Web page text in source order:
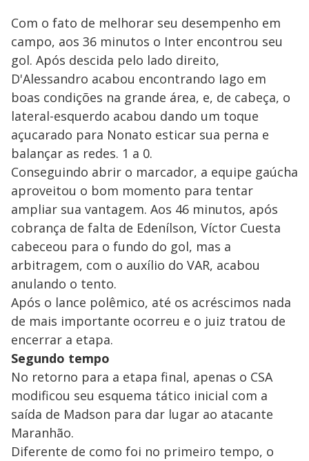
Com o fato de melhorar seu desempenho em
campo, aos 36 minutos o Inter encontrou seu
gol. Após descida pelo lado direito,
D'Alessandro acabou encontrando Iago em
boas condições na grande área, e, de cabeça, o
lateral-esquerdo acabou dando um toque
açucarado para Nonato esticar sua perna e
balançar as redes. 1 a 0.
Conseguindo abrir o marcador, a equipe gaúcha
aproveitou o bom momento para tentar
ampliar sua vantagem. Aos 46 minutos, após
cobrança de falta de Edenílson, Víctor Cuesta
cabeceou para o fundo do gol, mas a
arbitragem, com o auxílio do VAR, acabou
anulando o tento.
Após o lance polêmico, até os acréscimos nada
de mais importante ocorreu e o juiz tratou de
encerrar a etapa.
Segundo tempo
No retorno para a etapa final, apenas o CSA
modificou seu esquema tático inicial com a
saída de Madson para dar lugar ao atacante
Maranhão.
Diferente de como foi no primeiro tempo, o